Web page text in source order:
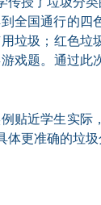
全国通行的四
垃圾；红色垃
戏题。通过此
贴近学生实际
体更准确的垃